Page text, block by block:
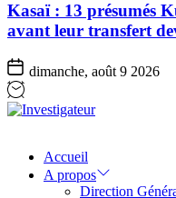
Kasaï : 13 présumés
avant leur transfert
dimanche, août 9 2026
Accueil
A propos
Direction